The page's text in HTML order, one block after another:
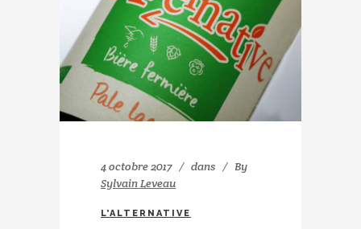
4 octobre 2017 dans
By
Sylvain Leveau
L’ALTERNATIVE